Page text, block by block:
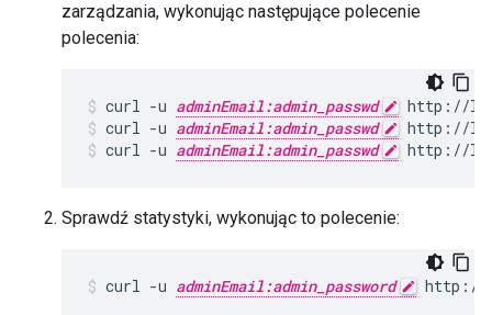
zarządzania, wykonując następujące polecenie
polecenia:
curl -u adminEmail:admin_passwd
curl -u adminEmail:admin_passwd
http://
curl -u adminEmail:admin_passwd http://
Sprawdź statystyki, wykonując to polecenie:
curl -u adminEmail:admin_password http://